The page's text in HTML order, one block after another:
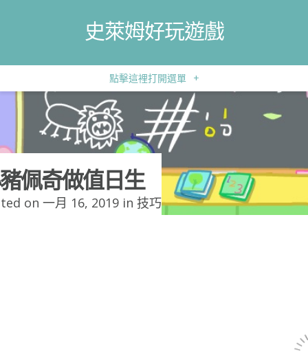
史萊姆好玩遊戲
點擊這裡打開選單 +
佩奇做值日生
on 一月 16, 2019 in 技巧